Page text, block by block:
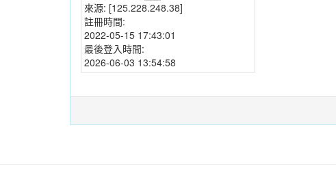
來源: [125.228.248.38]
註冊時間:
2022-05-15 17:43:01
最後登入時間:
2026-06-03 13:54:58